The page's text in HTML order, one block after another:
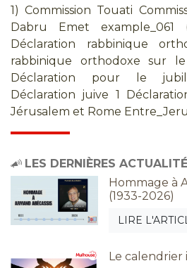
1) Commission Touati
Dabru Emet
Déclaration rabbinique
rabbinique orthodoxe sur le
Déclaration pour le
Déclaration juive 1
Jérusalem et Rome
LES DERNIÈRES
Hommage à
(1933-2026)
LIRE
Le